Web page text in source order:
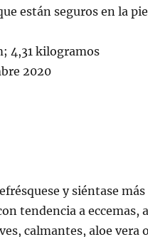
están seguros en la
4,31 kilogramos
: ‎ 19 diciembre 2020
y siéntase
tendencia a eccemas,
calmantes, aloe vera